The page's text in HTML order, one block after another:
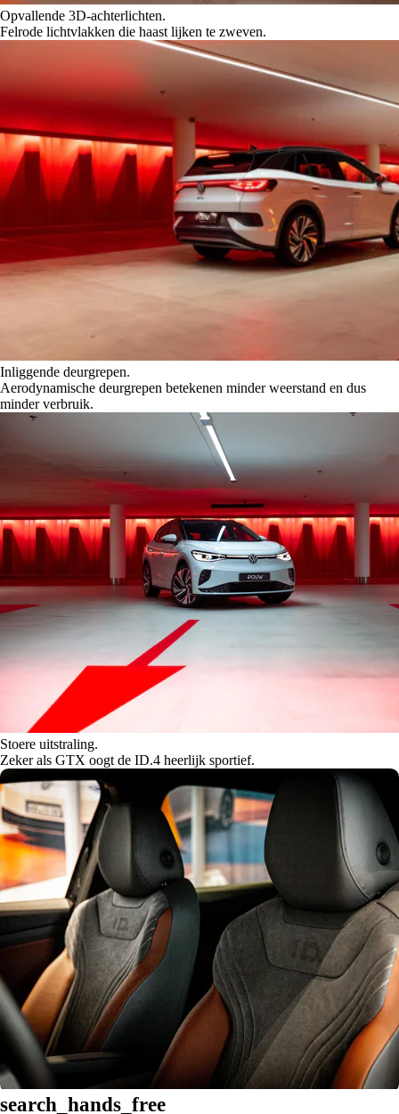
Opvallende 3D-achterlichten.
Felrode lichtvlakken die haast lijken te zweven.
Inliggende deurgrepen.
Aerodynamische deurgrepen betekenen minder weerstand en dus
minder verbruik.
Stoere uitstraling.
Zeker als GTX oogt de ID.4 heerlijk sportief.
search_hands_free